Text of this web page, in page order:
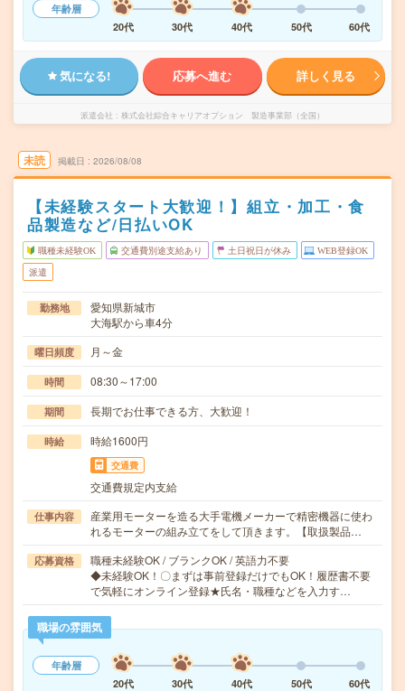
年齢層
20代
30代 40代 50代 60代
気になる! 応募へ進む 詳しく見る
派遣会社 株式会社綜合キャリアオプション 製造事業部（全国）
未読 掲載日 2026/08/08
【未経験スタート大歓迎！】組立・加工・食
品製造など/日払いOK
職種未経験OK 交通費別途支給あり 土日祝日が休み WEB登録OK
派遣
勤務地
愛知県新城市
大海駅から車4分
曜日頻度 月～金
時間 08:30～17:00
期間 長期でお仕事できる方、大歓迎！
時給 時給1600円
交通費
交通費規定内支給
仕事内容
産業用モーターを造る大手電機メーカーで精密機器に使わ
れるモーターの組み立てをして頂きます。【取扱製品…
応募資格
職種未経験OK / ブランクOK / 英語力不要
◆未経験OK！〇まずは事前登録だけでもOK！履歴書不要
で気軽にオンライン登録★氏名・職種などを入力す…
職場の雰囲気
年齢層
20代
30代 40代 50代 60代